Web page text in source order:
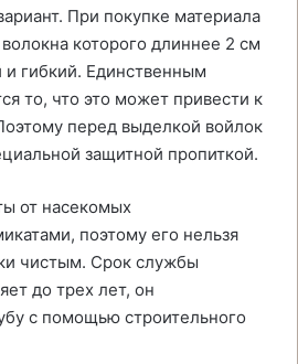
При покупке материала
которого длиннее 2 см
гибкий. Единственным
то, что это может привести к
перед выделкой войлок
защитной пропиткой.
от насекомых
поэтому его нельзя
чистым. Срок службы
до трех лет, он
с помощью строительного